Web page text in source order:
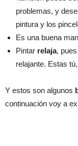
problemas, y
pintura y los
Es una buena
Pintar relaja,
relajante. Estas
Y estos son algunos
continuación voy a